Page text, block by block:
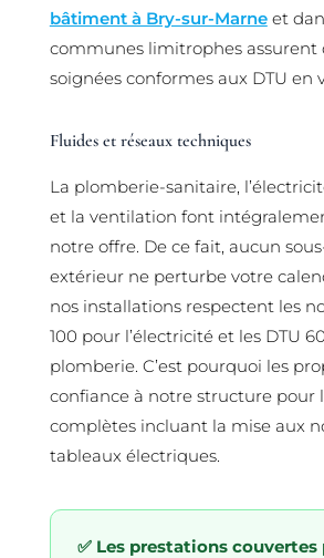
bâtiment à Bry-sur-Marneet
communes limitrophes assurent
soignées conformes aux DTU en
Fluides et réseaux techniques
La plomberie-sanitaire,
et la ventilation font
notre offre. De ce fait, aucun
extérieur ne perturbe votre
nos installations respectent les
100 pour l’électricité et les DTU
plomberie. C’est pourquoi les
confiance à notre structure pour
complètes incluant la mise aux
tableaux électriques.
✅ Les prestations couvertes